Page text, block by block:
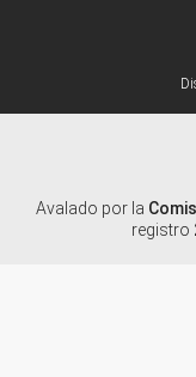
Avalado por la
registro